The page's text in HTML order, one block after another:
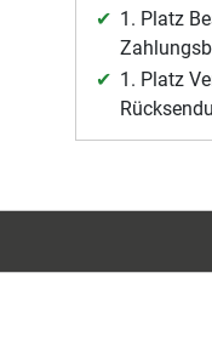
1. Platz
1. Platz